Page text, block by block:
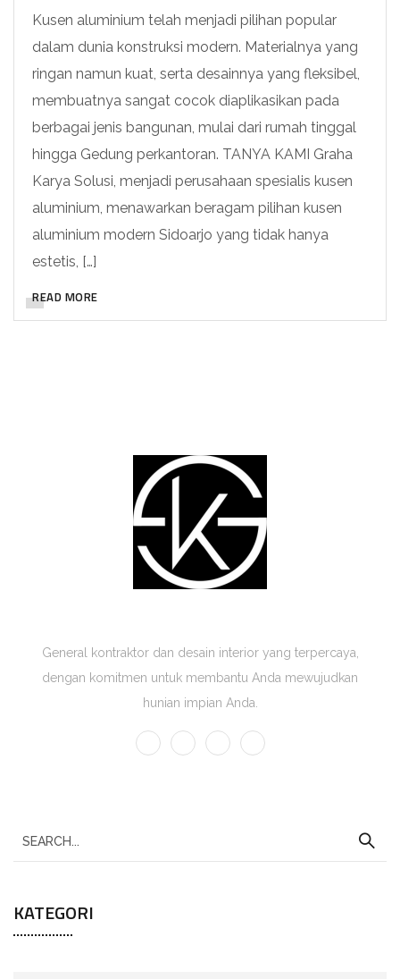
Kusen aluminium telah menjadi pilihan popular
dalam dunia konstruksi modern. Materialnya yang
ringan namun kuat, serta desainnya yang fleksibel,
membuatnya sangat cocok diaplikasikan pada
berbagai jenis bangunan, mulai dari rumah tinggal
hingga Gedung perkantoran. TANYA KAMI Graha
Karya Solusi, menjadi perusahaan spesialis kusen
aluminium, menawarkan beragam pilihan kusen
aluminium modern Sidoarjo yang tidak hanya
estetis, […]
READ MORE
General kontraktor dan desain interior yang terpercaya,
dengan komitmen untuk membantu Anda mewujudkan
hunian impian Anda.
KATEGORI